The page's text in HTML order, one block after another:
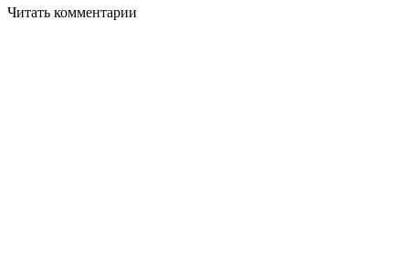
Читать комментарии